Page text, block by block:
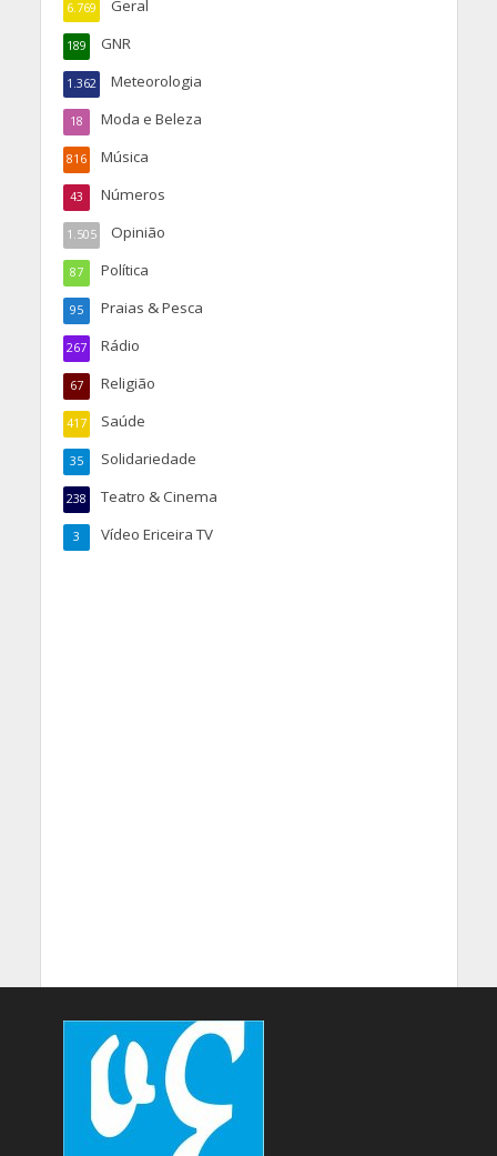
Geral
6.769
GNR
189
Meteorologia
1.362
Moda e Beleza
18
Música
816
Números
43
Opinião
1.505
Política
87
Praias & Pesca
95
Rádio
267
Religião
67
Saúde
417
Solidariedade
35
Teatro & Cinema
238
Vídeo Ericeira TV
3